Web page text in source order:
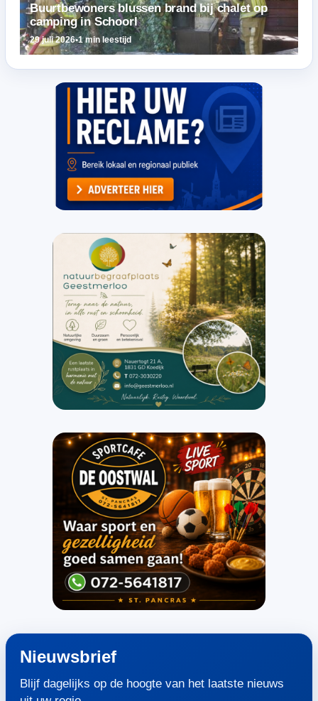
Buurtbewoners blussen brand bij chalet op
camping in Schoorl
29 juli 2026•1 min leestijd
Nieuwsbrief
Blijf dagelijks op de hoogte van het laatste nieuws